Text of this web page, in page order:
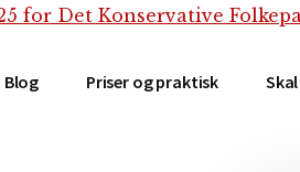
Blog Priser og praktisk